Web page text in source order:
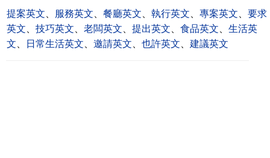
提案英文 服務英文 餐廳英文 執行英文 專案英文
要求
英文
技巧英文 老闆英文 提出英文 食品英文
生活英
文
日常生活英文 邀請英文 也許英文 建議英文